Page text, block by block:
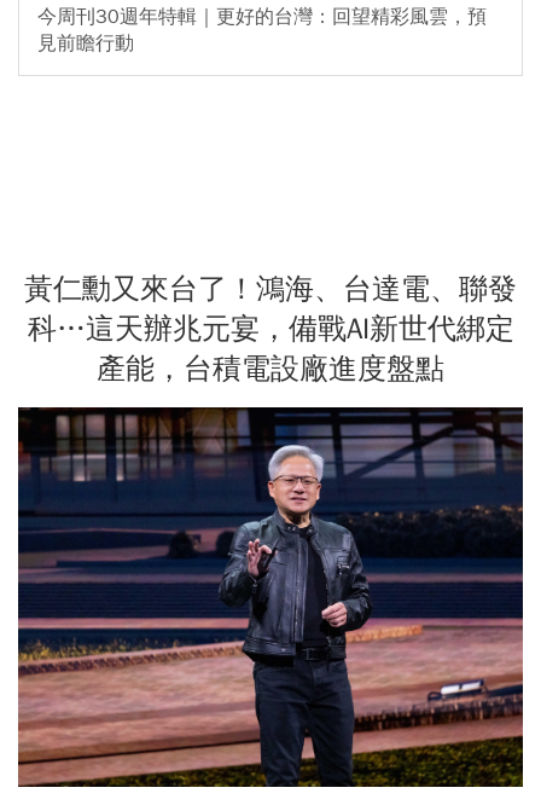
今周刊30週年特輯｜更好的台灣：回望精彩風雲，預
見前瞻行動
黃仁勳又來台了！鴻海、台達電、聯發
科…這天辦兆元宴，備戰AI新世代綁定
產能，台積電設廠進度盤點